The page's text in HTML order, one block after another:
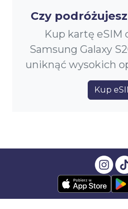
Czy
Kup kartę eSIM
Samsung Galaxy
uniknąć wysokich
Kup